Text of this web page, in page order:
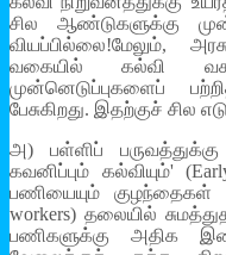
சில ஆண்டுகளுக்கு
வியப்பில்லை!மேலும்,
வகையில் கல்வி
முன்னெடுப்புகளைப்
பேசுகிறது. இதற்குச் சில
அ) பள்ளிப்
கவனிப்பும் கல்வியும்'
பணியையும் குழந்தைகள்
workers) தலையில்
பணிகளுக்கு அதிக